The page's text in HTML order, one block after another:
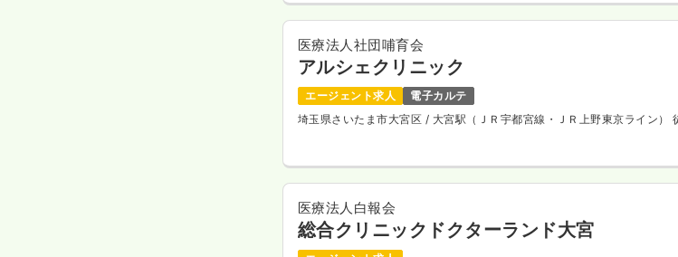
医療法人社団哺育会
アルシェクリニック
エージェント求人
電子カルテ
埼玉県さいたま市大宮区 / 大宮駅（ＪＲ宇都宮線・ＪＲ上野東京ライン）
医療法人白報会
総合クリニックドクターランド大宮